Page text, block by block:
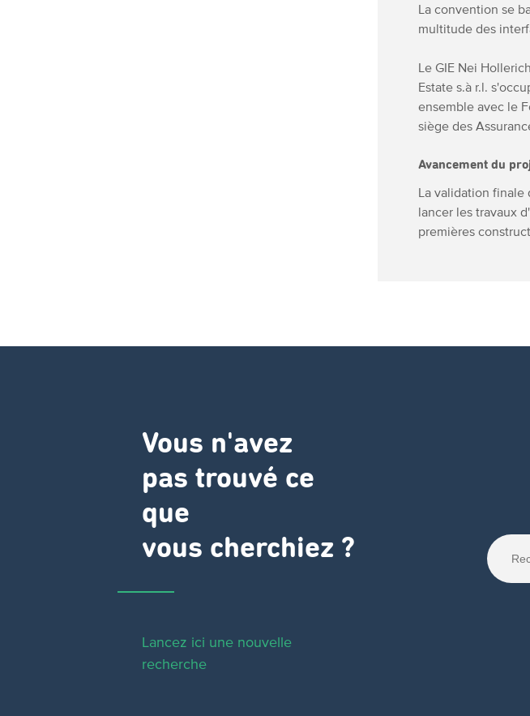
La convention se
multitude des
Le GIE Nei
Estate s.à r.l.
ensemble avec le
siège des
Avancement du
La validation finale
lancer les travaux
premières
Vous n'avez
pas trouvé ce
que
vous cherchiez ?
Lancez ici une nouvelle
recherche